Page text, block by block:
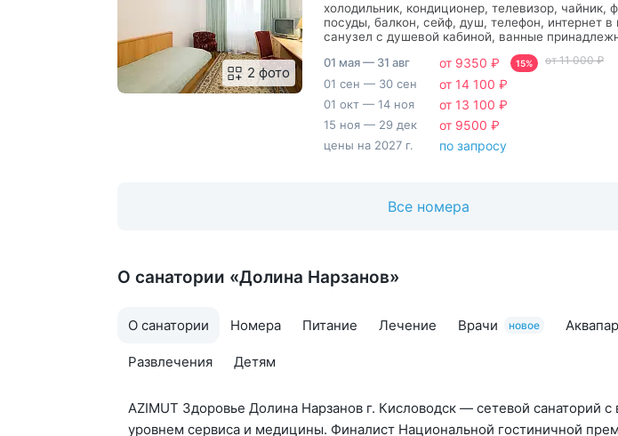
2 фото
холодильник, кондиционер, телевизор, чайник,
посуды, балкон, сейф, душ, телефон, интернет
санузел с душевой кабиной, ванные
тапочки, ванна, банные принадлежности
01 мая — 31 авг
от 9350 ₽ 15% от 11 000 ₽
01 сен — 30 сен от 14 100 ₽
01 окт — 14 ноя от 13 100 ₽
15 ноя — 29 дек от 9500 ₽
цены на 2027 г. по запросу
Все номера
О санатории «Долина Нарзанов»
О санатории Номера Питание Лечение Врачи новое
Развлечения Детям
AZIMUT Здоровье Долина Нарзанов г. Кисловодск — сетевой санаторий с
уровнем сервиса и медицины. Финалист Национальной гостиничной